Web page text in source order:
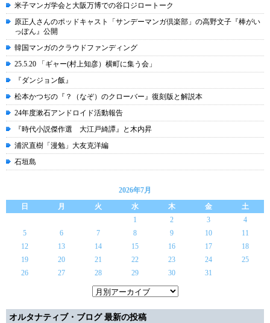
米子マンガ学会と大阪万博での谷口ジロートーク
原正人さんのポッドキャスト「サンデーマンガ倶楽部」の高野文子『棒がい
っぽん』公開
韓国マンガのクラウドファンディング
25.5.20 「ギャー(村上知彦）横町に集う会」
『ダンジョン飯』
松本かつぢの『？（なぞ）のクローバー』復刻版と解説本
24年度漱石アンドロイド活動報告
『時代小説傑作選 大江戸綺譚』と木内昇
浦沢直樹「漫勉」大友克洋編
石垣島
2026年7月
日
月 火 水 木 金
土
1
2 3
4
5
6 7 8 9 10
11
12
13 14 15 16 17
18
19
20 21 22 23 24
25
26
27 28 29 30 31
オルタナティブ・ブログ 最新の投稿